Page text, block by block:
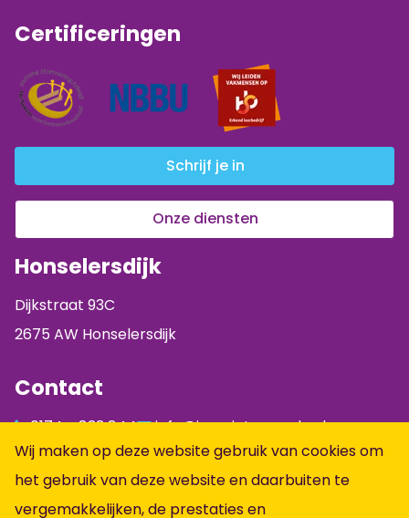
Certificeringen
Schrijf je in
Onze diensten
Honselersdijk
Dijkstraat 93C
2675 AW Honselersdijk
Contact
0174 - 833 844
info@jumpintopeople.nl
Facebook
Instagram
Wij maken op deze website gebruik van cookies om
het gebruik van deze website en daarbuiten te
vergemakkelijken, de prestaties en